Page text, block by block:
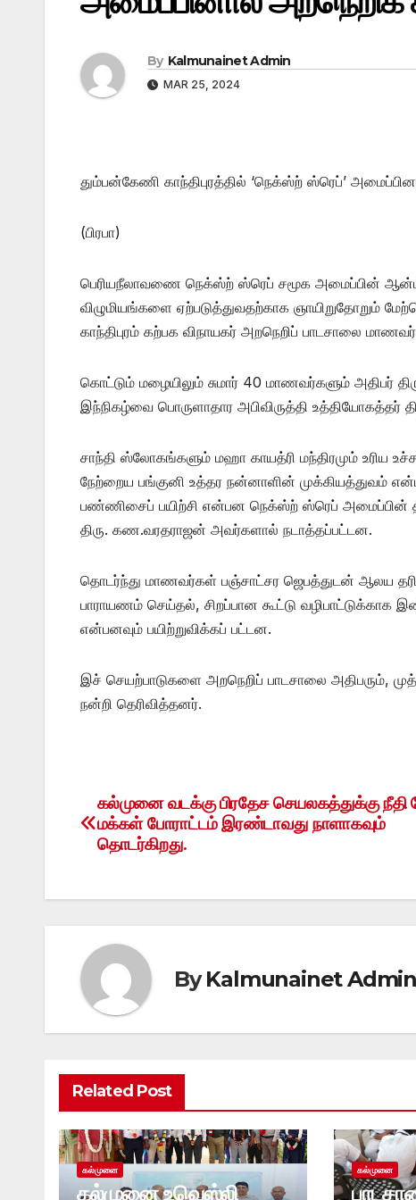
By Kalmunainet Admin
MAR 25, 2024
தும்பன்கேணி காந்திபுரத்தில் ‘நெக்ஸ்ற் ஸ்ரெப்’
(பிரபா)
பெரியநீலாவணை நெக்ஸ்ற் ஸ்ரெப் சமூக அமைப்பின்
விழுமியங்களை ஏற்படுத்துவதற்காக ஞாயிறுதோறும்
காந்திபுரம் கற்பக விநாயகர் அறநெறிப் பாடசாலை
கொட்டும் மழையிலும் சுமார் 40 மாணவர்களும் அதிபர்
இந்நிகழ்வை பொருளாதார அபிவிருத்தி உத்தியோகத்தர்
சாந்தி ஸ்லோகங்களும் மஹா காயத்ரி மந்திரமும் உரிய
நேற்றைய பங்குனி உத்தர நன்னாளின் முக்கியத்துவம்
பண்ணிசைப் பயிற்சி என்பன நெக்ஸ்ற் ஸ்ரெப் அமைப்பின்
திரு. கண.வரதராஜன் அவர்களால் நடாத்தப்பட்டன.
தொடர்ந்து மாணவர்கள் பஞ்சாட்சர ஜெபத்துடன் ஆலய
பாராயணம் செய்தல், சிறப்பான கூட்டு
என்பனவும் பயிற்றுவிக்கப் பட்டன.
இச் செயற்பாடுகளை அறநெறிப் பாடசாலை அதிபரும்,
நன்றி தெரிவித்தனர்.
Post
navigation
கல்முனை வடக்கு பிரதேச செயலகத்துக்கு நீதி
மக்கள் போராட்டம் இரண்டாவது நாளாகவும்
தொடர்கிறது.
ByKalmunainet Admin
Related Post
கல்முனை
கல்முனை உவெஸ்லி
கல்முனை